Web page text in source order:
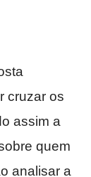
cruzar os
assim a
quem
analisar a